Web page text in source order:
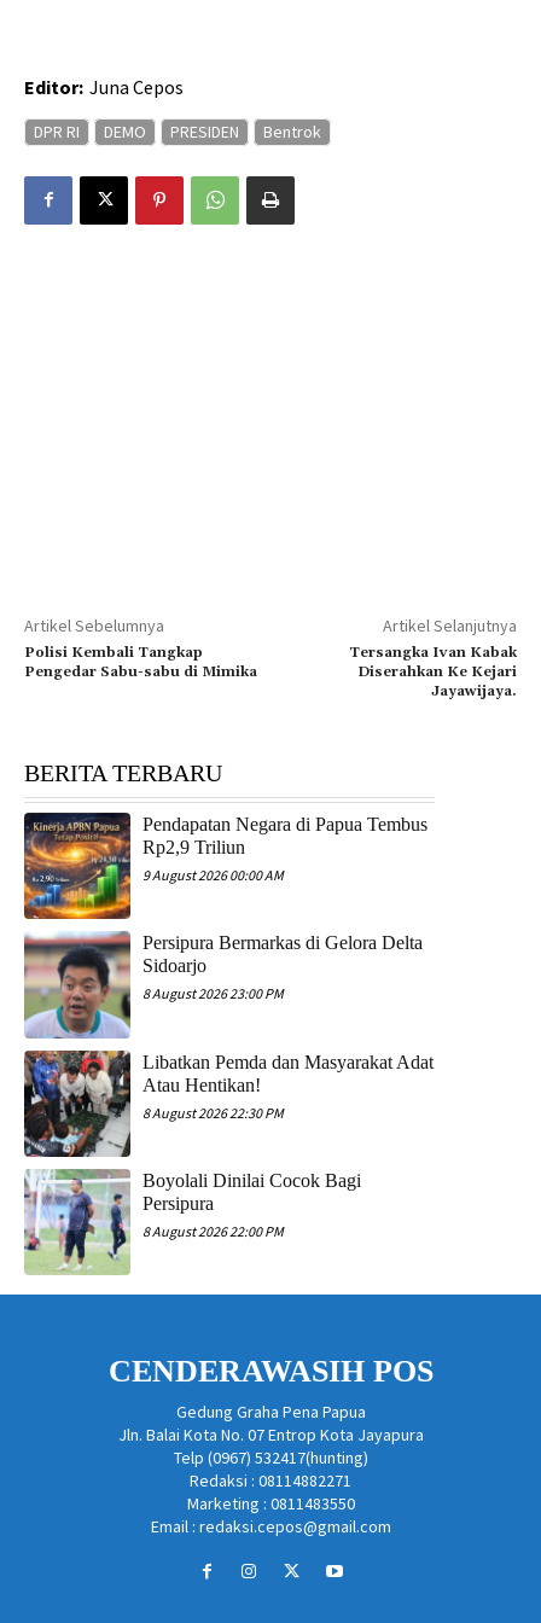
Editor: Juna Cepos
DPR RI DEMO PRESIDEN Bentrok
Artikel Sebelumnya
Polisi Kembali Tangkap
Pengedar Sabu-sabu di Mimika
Artikel Selanjutnya
Tersangka Ivan Kabak
Diserahkan Ke Kejari
Jayawijaya.
BERITA TERBARU
Pendapatan Negara di Papua Tembus
Rp2,9 Triliun
9 August 2026 00:00 AM
Persipura Bermarkas di Gelora Delta
Sidoarjo
8 August 2026 23:00 PM
Libatkan Pemda dan Masyarakat Adat
Atau Hentikan!
8 August 2026 22:30 PM
Boyolali Dinilai Cocok Bagi
Persipura
8 August 2026 22:00 PM
CENDERAWASIH POS
Gedung Graha Pena Papua
Jln. Balai Kota No. 07 Entrop Kota Jayapura
Telp (0967) 532417(hunting)
Redaksi : 08114882271
Marketing : 0811483550
Email : redaksi.cepos@gmail.com